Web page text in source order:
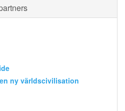
ny världscivilisation